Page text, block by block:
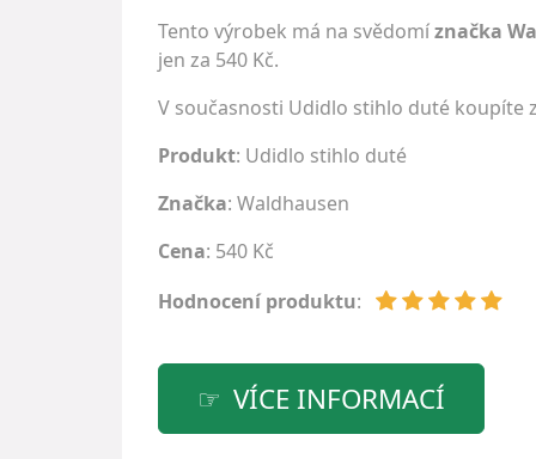
Tento výrobek má na svědomíznačka
jen za 540 Kč.
V současnosti Udidlo stihlo duté koupíte
Produkt: Udidlo stihlo duté
Značka: Waldhausen
Cena: 540 Kč
Hodnocení produktu:
VÍCE INFORMACÍ